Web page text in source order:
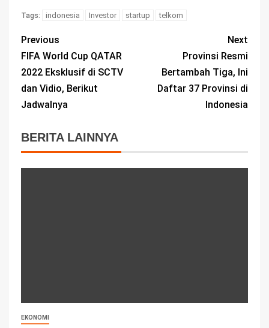
Tags: indonesia Investor startup telkom
Previous
FIFA World Cup QATAR
2022 Eksklusif di SCTV
dan Vidio, Berikut
Jadwalnya
Next
Provinsi Resmi
Bertambah Tiga, Ini
Daftar 37 Provinsi di
Indonesia
BERITA LAINNYA
EKONOMI